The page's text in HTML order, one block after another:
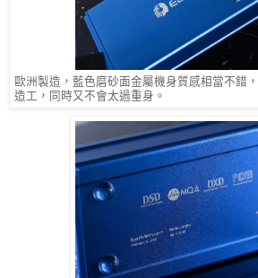
歐洲製造，藍色磨砂面金屬機身質感相當不錯
造工，同時又不會太過重身。